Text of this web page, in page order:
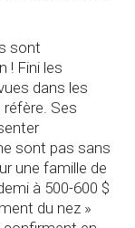
sont
! Fini les
dans les
Ses
sont pas sans
une famille de
à 500-600 $
du nez »